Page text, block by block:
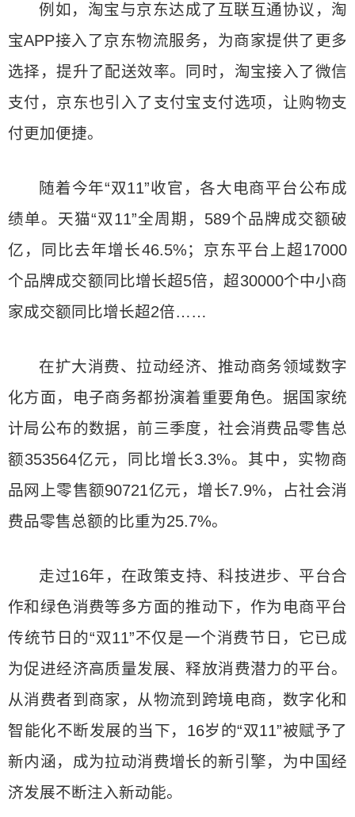
例如，淘宝与京东达成了互联互通协议，淘
宝APP接入了京东物流服务，为商家提供了更多
选择，提升了配送效率。同时，淘宝接入了微信
支付，京东也引入了支付宝支付选项，让购物支
付更加便捷。
随着今年“双11”收官，各大电商平台公布成
绩单。天猫“双11”全周期，589个品牌成交额破
亿，同比去年增长46.5%；京东平台上超17000
个品牌成交额同比增长超5倍，超30000个中小商
家成交额同比增长超2倍……
在扩大消费、拉动经济、推动商务领域数字
化方面，电子商务都扮演着重要角色。据国家统
计局公布的数据，前三季度，社会消费品零售总
额353564亿元，同比增长3.3%。其中，实物商
品网上零售额90721亿元，增长7.9%，占社会消
费品零售总额的比重为25.7%。
走过16年，在政策支持、科技进步、平台合
作和绿色消费等多方面的推动下，作为电商平台
传统节日的“双11”不仅是一个消费节日，它已成
为促进经济高质量发展、释放消费潜力的平台。
从消费者到商家，从物流到跨境电商，数字化和
智能化不断发展的当下，16岁的“双11”被赋予了
新内涵，成为拉动消费增长的新引擎，为中国经
济发展不断注入新动能。